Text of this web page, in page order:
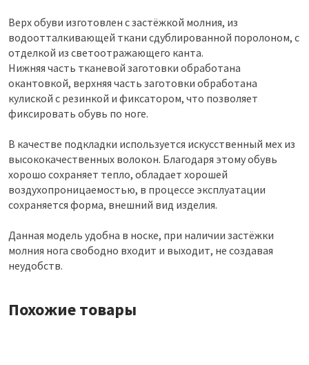
Верх обуви изготовлен с застёжкой молния, из
водоотталкивающей ткани сдублированной поролоном, с
отделкой из светоотражающего канта.
Нижняя часть тканевой заготовки обработана
окантовкой, верхняя часть заготовки обработана
кулиской с резинкой и фиксатором, что позволяет
фиксировать обувь по ноге.
В качестве подкладки используется искусственный мех из
высококачественных волокон. Благодаря этому обувь
хорошо сохраняет тепло, обладает хорошей
воздухопроницаемостью, в процессе эксплуатации
сохраняется форма, внешний вид изделия.
Данная модель удобна в носке, при наличии застёжки
молния нога свободно входит и выходит, не создавая
неудобств.
Похожие товары